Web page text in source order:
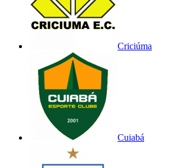
Criciúma
Cuiabá